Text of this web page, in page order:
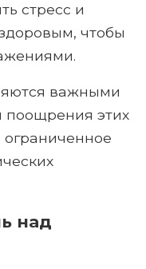
стресс и
чтобы
важными
поощрения этих
над